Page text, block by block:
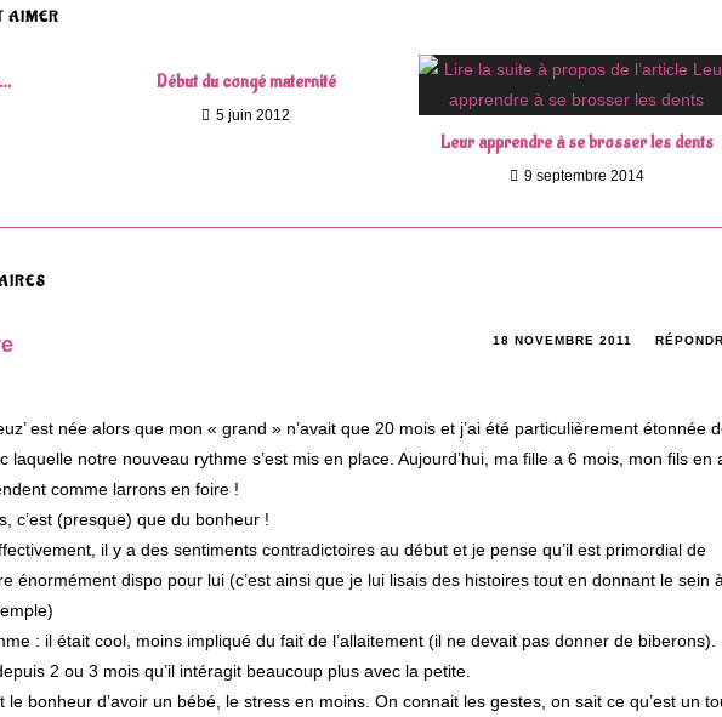
AIMER
Début du congé maternité
5 juin 2012
Leur apprendre à se brosser les dents
9 septembre 2014
18 NOVEMBRE 2011
est née alors que mon « grand » n’avait que 20 mois et j’ai été particulièrement étonnée
laquelle notre nouveau rythme s’est mis en place. Aujourd’hui, ma fille a 6 mois, mon fils en
comme larrons en foire !
c’est (presque) que du bonheur !
il y a des sentiments contradictoires au début et je pense qu’il est primordial de
énormément dispo pour lui (c’est ainsi que je lui lisais des histoires tout en donnant le sein
: il était cool, moins impliqué du fait de l’allaitement (il ne devait pas donner de biberons).
2 ou 3 mois qu’il intéragit beaucoup plus avec la petite.
le bonheur d’avoir un bébé, le stress en moins. On connait les gestes, on sait ce qu’est un